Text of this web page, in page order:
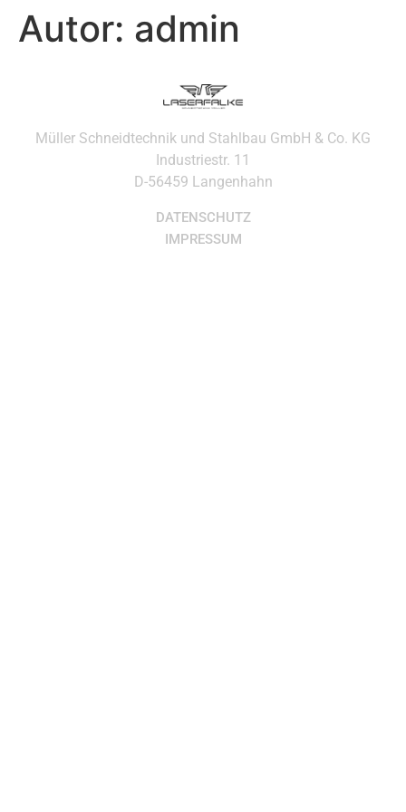
Autor: admin
Müller Schneidtechnik und Stahlbau GmbH & Co. KG
Industriestr. 11
D-56459 Langenhahn
DATENSCHUTZ
IMPRESSUM